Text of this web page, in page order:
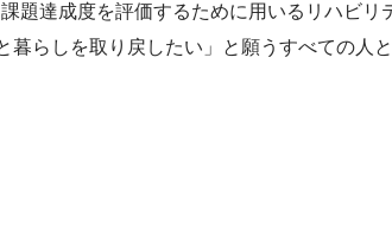
題達成度を評価するために用いるリハビ
暮らしを取り戻したい」と願うすべての